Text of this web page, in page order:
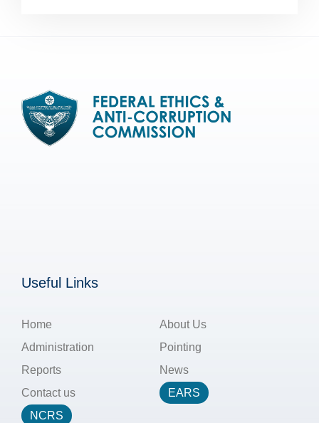
Useful Links
Home
About Us
Administration
Pointing
Reports
News
Contact us
EARS
NCRS